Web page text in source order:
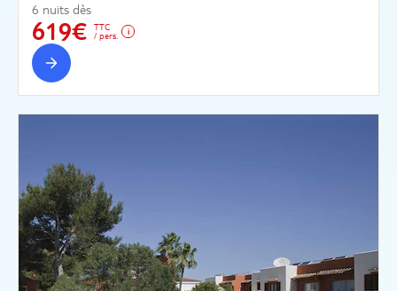
6 nuits dès
619€
TTC
/ pers.